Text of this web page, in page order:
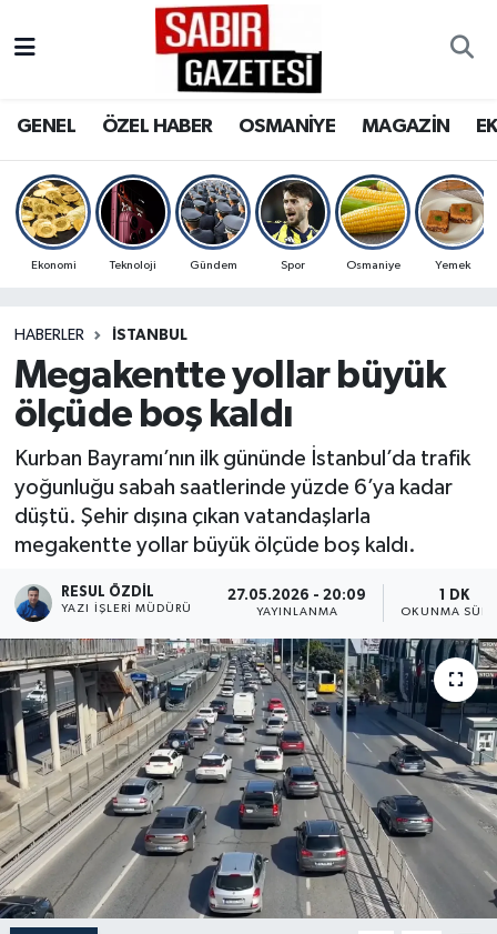
GENEL ÖZEL HABER OSMANİYE MAGAZİN
Ekonomi Teknoloji Gündem Spor Osmaniye Yemek
HABERLER İSTANBUL
Megakentte yollar büyük
ölçüde boş kaldı
Kurban Bayramı’nın ilk gününde İstanbul’da trafik
yoğunluğu sabah saatlerinde yüzde 6’ya kadar
düştü. Şehir dışına çıkan vatandaşlarla
megakentte yollar büyük ölçüde boş kaldı.
RESUL ÖZDIL
YAZI İŞLERI MÜDÜRÜ
27.05.2026 - 20:09
YAYINLANMA
1 DK
OKUNMA
OSMANİYE
MAGAZİN
SPOR
RESMİ İLANLAR
Osmaniye Nöbetçi Eczaneler
Osmaniye Trafik Yoğunluk Haritası
Süper Lig Puan Durumu ve Fikstür
Son Dakika Haberleri
Haber Arşivi